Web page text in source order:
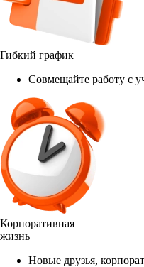
Гибкий график
Совмещайте работу с
Корпоративная
жизнь
Новые друзья,